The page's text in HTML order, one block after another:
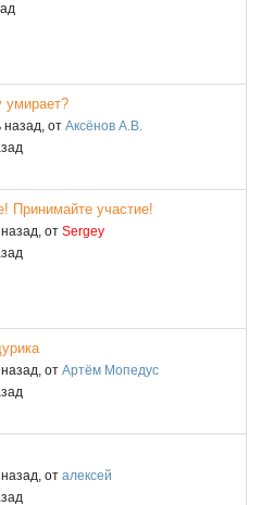
умирает?
назад, от Аксёнов А.В.
Принимайте участие!
от Sergey
от Артём Мопедус
от алексей